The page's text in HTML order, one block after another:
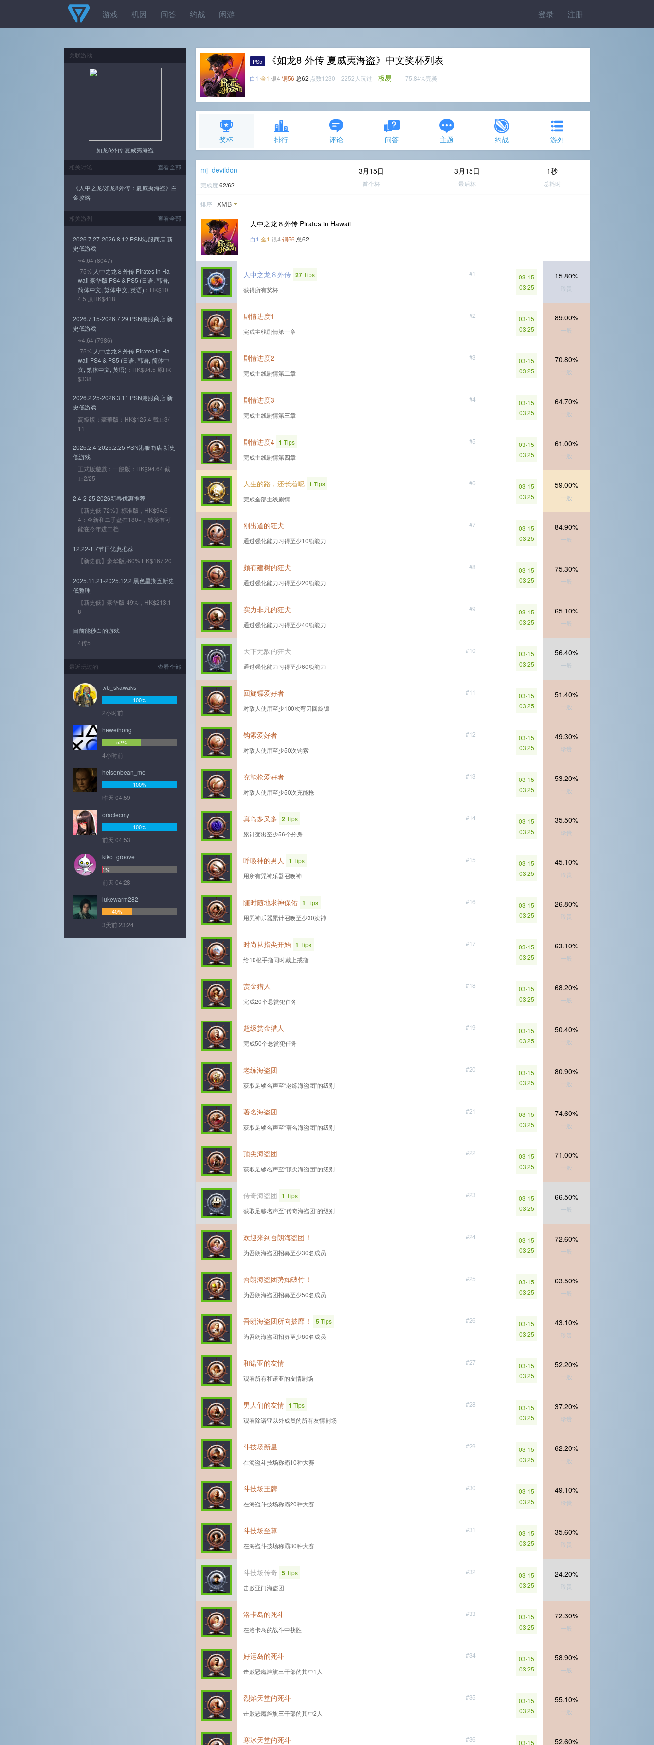
登录 注册
游戏 机因 问答 约战 闲游
PS5 《如龙8 外传 夏威夷海盗》中文奖杯列表
白1 金1 银4 铜56 总62 点数1230 2252人玩过 极易 75.84%完美
奖杯 排行 评论 问答 主题 约战 游列
mj_devildon
完成度 62/62
3月15日
首个杯
3月15日
最后杯
1秒
总耗时
排序 XMB
人中之龙８外传 Pirates in Hawaii
白1 金1 银4 铜56 总62
#1
人中之龙８外传 27Tips
获得所有奖杯
03-15
03:25
15.80%
珍贵
#2
剧情进度1
完成主线剧情第一章
03-15
03:25
89.00%
一般
#3
剧情进度2
完成主线剧情第二章
03-15
03:25
70.80%
一般
#4
剧情进度3
完成主线剧情第三章
03-15
03:25
64.70%
一般
#5
剧情进度4 1 Tips
完成主线剧情第四章
03-15
03:25
61.00%
一般
#6
人生的路，还长着呢 1 Tips
完成全部主线剧情
03-15
03:25
59.00%
一般
#7
刚出道的狂犬
通过强化能力习得至少10项能力
03-15
03:25
84.90%
一般
#8
颇有建树的狂犬
通过强化能力习得至少20项能力
03-15
03:25
75.30%
一般
#9
实力非凡的狂犬
通过强化能力习得至少40项能力
03-15
03:25
65.10%
一般
#10
天下无敌的狂犬
通过强化能力习得至少60项能力
03-15
03:25
56.40%
一般
#11
回旋镖爱好者
对敌人使用至少100次弯刀回旋镖
03-15
03:25
51.40%
一般
#12
钩索爱好者
对敌人使用至少50次钩索
03-15
03:25
49.30%
珍贵
#13
充能枪爱好者
对敌人使用至少50次充能枪
03-15
03:25
53.20%
一般
#14
真岛多又多 2Tips
累计变出至少56个分身
03-15
03:25
35.50%
珍贵
#15
呼唤神的男人 1 Tips
用所有咒神乐器召唤神
03-15
03:25
45.10%
珍贵
#16
随时随地求神保佑 1 Tips
用咒神乐器累计召唤至少30次神
03-15
03:25
26.80%
珍贵
#17
时尚从指尖开始 1 Tips
给10根手指同时戴上戒指
03-15
03:25
63.10%
一般
#18
赏金猎人
完成20个悬赏犯任务
03-15
03:25
68.20%
一般
#19
超级赏金猎人
完成50个悬赏犯任务
03-15
03:25
50.40%
一般
#20
老练海盗团
获取足够名声至“老练海盗团”的级别
03-15
03:25
80.90%
一般
#21
著名海盗团
获取足够名声至“著名海盗团”的级别
03-15
03:25
74.60%
一般
#22
顶尖海盗团
获取足够名声至“顶尖海盗团”的级别
03-15
03:25
71.00%
一般
#23
传奇海盗团 1 Tips
获取足够名声至“传奇海盗团”的级别
03-15
03:25
66.50%
一般
#24
欢迎来到吾朗海盗团！
为吾朗海盗团招募至少30名成员
03-15
03:25
72.60%
一般
#25
吾朗海盗团势如破竹！
为吾朗海盗团招募至少50名成员
03-15
03:25
63.50%
一般
#26
吾朗海盗团所向披靡！ 5Tips
为吾朗海盗团招募至少80名成员
03-15
03:25
43.10%
珍贵
#27
和诺亚的友情
观看所有和诺亚的友情剧场
03-15
03:25
52.20%
一般
#28
男人们的友情 1 Tips
观看除诺亚以外成员的所有友情剧场
03-15
03:25
37.20%
珍贵
#29
斗技场新星
在海盗斗技场称霸10种大赛
03-15
03:25
62.20%
一般
#30
斗技场王牌
在海盗斗技场称霸20种大赛
03-15
03:25
49.10%
珍贵
#31
斗技场至尊
在海盗斗技场称霸30种大赛
03-15
03:25
35.60%
珍贵
#32
斗技场传奇 5Tips
击败亚门海盗团
03-15
03:25
24.20%
珍贵
#33
洛卡岛的死斗
在洛卡岛的战斗中获胜
03-15
03:25
72.30%
一般
#34
好运岛的死斗
击败恶魔旌旗三干部的其中1人
03-15
03:25
58.90%
一般
#35
烈焰天堂的死斗
击败恶魔旌旗三干部的其中2人
03-15
03:25
55.10%
一般
#36
寒冰天堂的死斗 03-15 52.60%
关联游戏
如龙8外传 夏威夷海盗
查看全部
相关讨论
《人中之龙/如龙8外传：夏威夷海盗》白
金攻略
查看全部
相关游列
2026.7.27-2026.8.12 PSN港服商店 新
史低游戏
⭐4.64 (8047)
-75% 人中之龙８外传 Pirates in Ha
waii 豪华版 PS4 & PS5 (日语, 韩语,
简体中文, 繁体中文, 英语) ：HK$10
4.5 原HK$418
2026.7.15-2026.7.29 PSN港服商店 新
史低游戏
⭐4.64 (7986)
-75% 人中之龙８外传 Pirates in Ha
waii PS4 & PS5 (日语, 韩语, 简体中
文, 繁体中文, 英语) ：HK$84.5 原HK
$338
2026.2.25-2026.3.11 PSN港服商店 新
史低游戏
高級版：豪華版：HK$125.4 截止3/
11
2026.2.4-2026.2.25 PSN港服商店 新史
低游戏
正式版遊戲：一般版：HK$94.64 截
止2/25
2.4-2-25 2026新春优惠推荐
【新史低-72%】标准版，HK$94.6
4；全新和二手盘在180+，感觉有可
能在今年进二档
12.22-1.7节日优惠推荐
【新史低】豪华版,-60% HK$167.20
2025.11.21-2025.12.2 黑色星期五新史
低整理
【新史低】豪华版-49%，HK$213.1
8
目前能秒白的游戏
4传5
查看全部
最近玩过的
tvb_skawaks
100%
2小时前
heweihong
52%
4小时前
heisenbean_me
100%
昨天 04:59
oraclecmy
100%
前天 04:53
kiko_groove
1%
前天 04:28
lukewarm282
40%
3天前 23:24